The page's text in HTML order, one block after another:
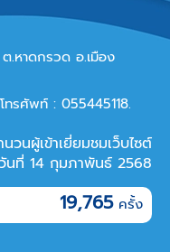
.หาดกรวด อ.เมือง
โทรศัพท์ : 055445118.
นวนผู้เข้าเยี่ยมชมเว็บไซต์
นที่ 14 กุมภาพันธ์ 2568
19,765